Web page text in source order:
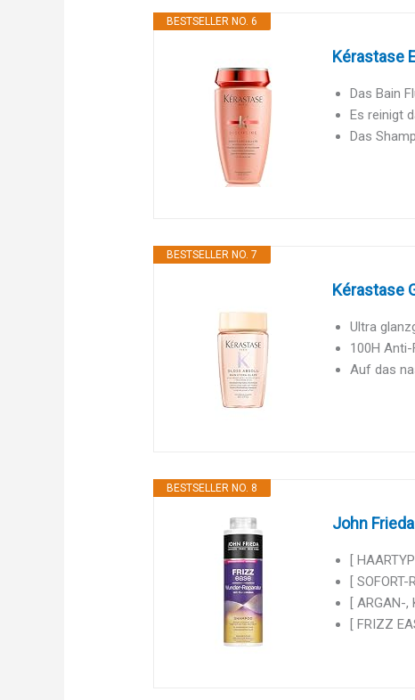
BESTSELLER NO. 6
Kérastase
Das Bain
Es reinigt
Das
BESTSELLER NO. 7
Kérastase
Ultra
100H
Auf das
BESTSELLER NO. 8
John
[
[
[ ARGAN-
[ FRIZZ